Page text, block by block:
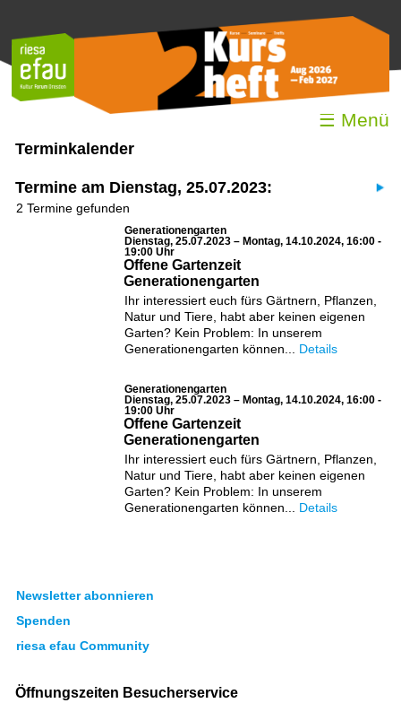
☰ Menü
Terminkalender
Termine am Dienstag, 25.07.2023:
2 Termine gefunden
Generationengarten
Dienstag, 25.07.2023 – Montag, 14.10.2024, 16:00 -
19:00 Uhr
Offene Gartenzeit
Generationengarten
Ihr interessiert euch fürs Gärtnern, Pflanzen,
Natur und Tiere, habt aber keinen eigenen
Garten? Kein Problem: In unserem
Generationengarten können... Details
Generationengarten
Dienstag, 25.07.2023 – Montag, 14.10.2024, 16:00 -
19:00 Uhr
Offene Gartenzeit
Generationengarten
Ihr interessiert euch fürs Gärtnern, Pflanzen,
Natur und Tiere, habt aber keinen eigenen
Garten? Kein Problem: In unserem
Generationengarten können... Details
Newsletter abonnieren
Spenden
riesa efau Community
Öffnungszeiten Besucherservice